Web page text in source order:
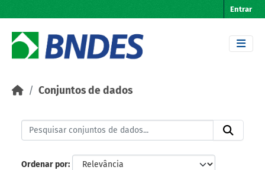
Entrar
Conjuntos de dados
Ordenar por